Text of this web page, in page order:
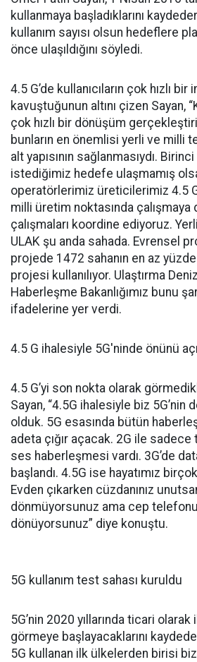
kullanmaya başladıklarını
kullanım sayısı olsun hedeflere
önce ulaşıldığını söyledi.
4.5 G’de kullanıcıların çok hızlı bir
kavuştuğunun altını çizen Sayan,
çok hızlı bir dönüşüm
bunların en önemlisi yerli ve milli
alt yapısının sağlanmasıydı.
istediğimiz hedefe ulaşmamış
operatörlerimiz üreticilerimiz 4.5
milli üretim noktasında çalışmaya
çalışmaları koordine ediyoruz.
ULAK şu anda sahada. Evrensel
projede 1472 sahanın en az yüzde
projesi kullanılıyor. Ulaştırma
Haberleşme Bakanlığımız bunu
ifadelerine yer verdi.
4.5 G ihalesiyle 5G'ninde önünü
4.5 G’yi son nokta olarak
Sayan, “4.5G ihalesiyle biz 5G’nin
olduk. 5G esasında bütün
adeta çığır açacak. 2G ile sadece
ses haberleşmesi vardı. 3G’de
başlandı. 4.5G ise hayatımız
Evden çıkarken cüzdanınız
dönmüyorsunuz ama cep
dönüyorsunuz” diye konuştu.
5G kullanım test sahası kuruldu
5G’nin 2020 yıllarında ticari olarak
görmeye başlayacaklarını
5G kullanan ilk ülkelerden birisi